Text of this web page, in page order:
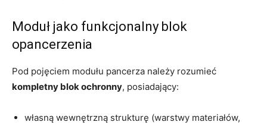
Moduł jako funkcjonalny blok
opancerzenia
Pod pojęciem modułu pancerza należy rozumieć
kompletny blok ochronny, posiadający:
własną wewnętrzną strukturę (warstwy materiałów,